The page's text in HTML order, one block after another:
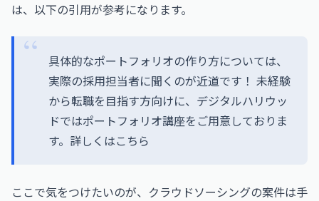
は、以下の引用が参考になります。
具体的なポートフォリオの作り方については、
実際の採用担当者に聞くのが近道です！ 未経験
から転職を目指す方向けに、デジタルハリウッ
ドではポートフォリオ講座をご用意しておりま
す。詳しくはこちら
ここで気をつけたいのが、クラウドソーシングの案件は手